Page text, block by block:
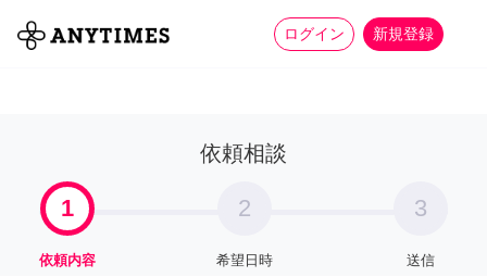
ログイン 新規登録
全て 家事 more_horiz
依頼相談
1
依頼内容
2
希望日時
3
送信